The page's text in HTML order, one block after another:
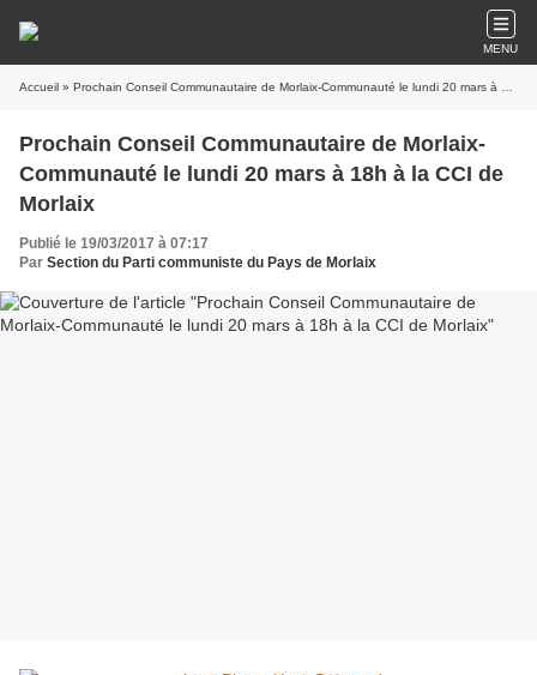
MENU
Accueil » Prochain Conseil Communautaire de Morlaix-Communauté le lundi 20 mars à 18h à la CCI de Morlaix
Prochain Conseil Communautaire de Morlaix-
Communauté le lundi 20 mars à 18h à la CCI de
Morlaix
Publié le 19/03/2017 à 07:17
Par Section du Parti communiste du Pays de Morlaix